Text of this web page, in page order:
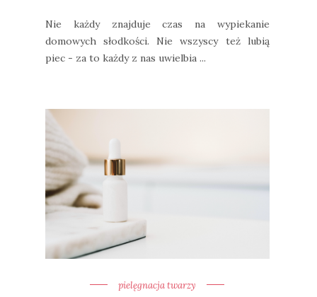
Nie każdy znajduje czas na wypiekanie
domowych słodkości. Nie wszyscy też lubią
piec - za to każdy z nas uwielbia ...
pielęgnacja twarzy